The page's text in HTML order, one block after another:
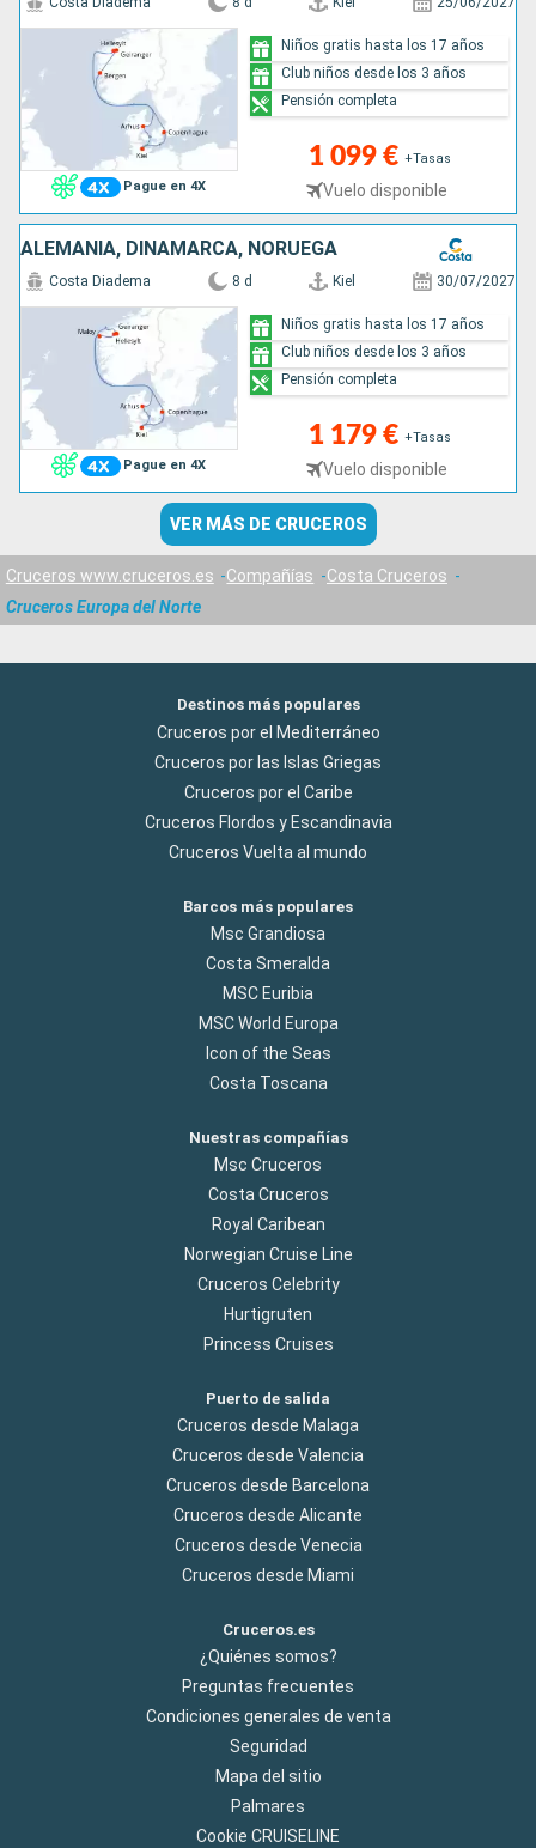
Pague en 4X
1 099 € +Tasas
Vuelo disponible
Niños gratis hasta los 17 años
Club niños desde los 3 años
Pensión completa
ALEMANIA, DINAMARCA, NORUEGA
Pague en 4X
Costa Diadema 8 d Kiel 30/07/2027
1 179 € +Tasas
Vuelo disponible
Niños gratis hasta los 17 años
Club niños desde los 3 años
Pensión completa
VER MÁS DE CRUCEROS
Cruceros www.cruceros.es Compañías
Costa Cruceros
Cruceros Europa del Norte
Destinos más populares
Cruceros por el Mediterráneo
Cruceros por las Islas Griegas
Cruceros por el Caribe
Cruceros Flordos y Escandinavia
Cruceros Vuelta al mundo
Barcos más populares
Msc Grandiosa
Costa Smeralda
MSC Euribia
MSC World Europa
Icon of the Seas
Costa Toscana
Nuestras compañías
Msc Cruceros
Costa Cruceros
Royal Caribean
Norwegian Cruise Line
Cruceros Celebrity
Hurtigruten
Princess Cruises
Puerto de salida
Cruceros desde Malaga
Cruceros desde Valencia
Cruceros desde Barcelona
Cruceros desde Alicante
Cruceros desde Venecia
Cruceros desde Miami
Cruceros.es
¿Quiénes somos?
Preguntas frecuentes
Condiciones generales de venta
Seguridad
Mapa del sitio
Palmares
Cookie CRUISELINE